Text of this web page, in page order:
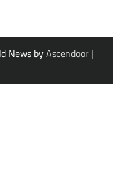
News byAscendoor |